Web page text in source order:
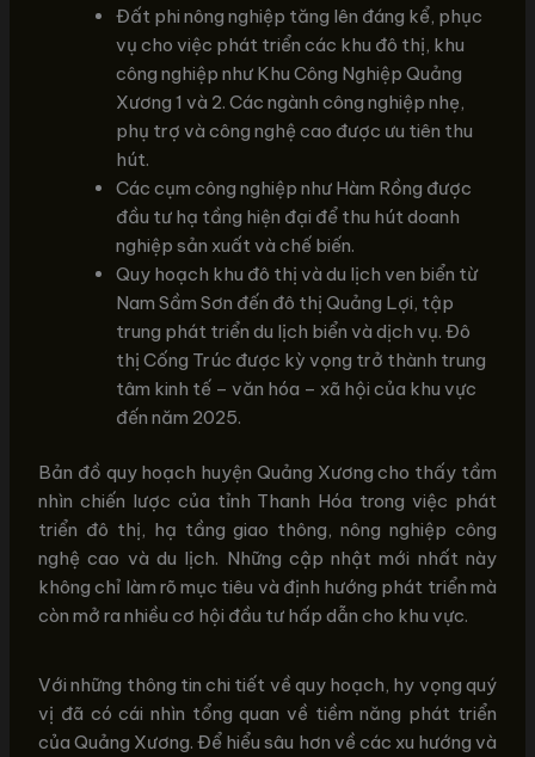
Đất phi nông nghiệp tăng lên đáng kể, phục
vụ cho việc phát triển các khu đô thị, khu
công nghiệp như Khu Công Nghiệp Quảng
Xương 1 và 2. Các ngành công nghiệp nhẹ,
phụ trợ và công nghệ cao được ưu tiên thu
hút.
Các cụm công nghiệp như Hàm Rồng được
đầu tư hạ tầng hiện đại để thu hút doanh
nghiệp sản xuất và chế biến.
Quy hoạch khu đô thị và du lịch ven biển từ
Nam Sầm Sơn đến đô thị Quảng Lợi, tập
trung phát triển du lịch biển và dịch vụ. Đô
thị Cống Trúc được kỳ vọng trở thành trung
tâm kinh tế – văn hóa – xã hội của khu vực
đến năm 2025.
Bản đồ quy hoạch huyện Quảng Xương cho thấy tầm
nhìn chiến lược của tỉnh Thanh Hóa trong việc phát
triển đô thị, hạ tầng giao thông, nông nghiệp công
nghệ cao và du lịch. Những cập nhật mới nhất này
không chỉ làm rõ mục tiêu và định hướng phát triển mà
còn mở ra nhiều cơ hội đầu tư hấp dẫn cho khu vực.
Với những thông tin chi tiết về quy hoạch, hy vọng quý
vị đã có cái nhìn tổng quan về tiềm năng phát triển
của Quảng Xương. Để hiểu sâu hơn về các xu hướng và